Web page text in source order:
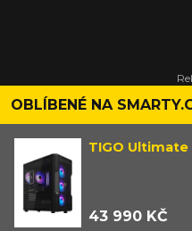
OBLÍBENÉ NA
TIGO Ultimate
43 990 KČ